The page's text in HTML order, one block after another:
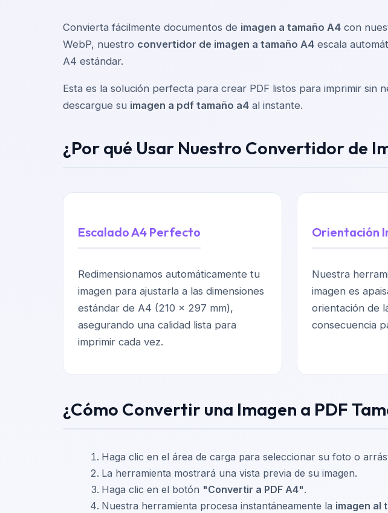
Convierta fácilmente documentos de imagen a tamaño A4 con
WebP, nuestro convertidor de imagen a tamaño A4 escala
A4 estándar.
Esta es la solución perfecta para crear PDF listos para imprimir
descargue su imagen a pdf tamaño a4 al instante.
¿Por qué Usar Nuestro Convertidor de
Escalado A4 Perfecto
Redimensionamos automáticamente tu
imagen para ajustarla a las dimensiones
estándar de A4 (210 x 297 mm),
asegurando una calidad lista para
imprimir cada vez.
Orientación
Nuestra
imagen es
orientación de
consecuencia
¿Cómo Convertir una Imagen a PDF
Haga clic en el área de carga para seleccionar su foto o
La herramienta mostrará una vista previa de su imagen.
Haga clic en el botón "Convertir a PDF A4".
Nuestra herramienta procesa instantáneamente la imagen al